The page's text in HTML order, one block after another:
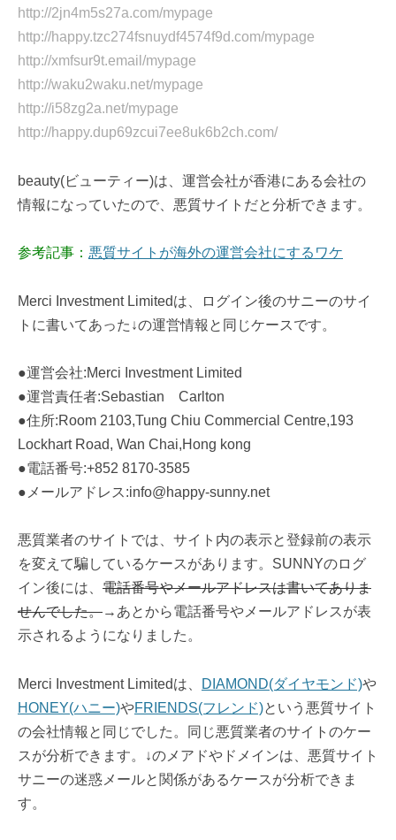
http://2jn4m5s27a.com/mypage
http://happy.tzc274fsnuydf4574f9d.com/mypage
http://xmfsur9t.email/mypage
http://waku2waku.net/mypage
http://i58zg2a.net/mypage
http://happy.dup69zcui7ee8uk6b2ch.com/
beauty(ビューティー)は、運営会社が香港にある会社の
情報になっていたので、悪質サイトだと分析できます。
参考記事： 悪質サイトが海外の運営会社にするワケ
Merci Investment Limitedは、ログイン後のサニーのサイ
トに書いてあった↓の運営情報と同じケースです。
●運営会社:Merci Investment Limited
●運営責任者:Sebastian Carlton
●住所:Room 2103,Tung Chiu Commercial Centre,193
Lockhart Road, Wan Chai,Hong kong
●電話番号:+852 8170-3585
●メールアドレス:info@happy-sunny.net
悪質業者のサイトでは、サイト内の表示と登録前の表示
を変えて騙しているケースがあります。SUNNYのログ
イン後には、 電話番号やメールアドレスは書いてありま
せんでした。→あとから電話番号やメールアドレスが表
示されるようになりました。
Merci Investment Limitedは、 DIAMOND(ダイヤモンド)や
HONEY(ハニー)やFRIENDS(フレンド)という悪質サイト
の会社情報と同じでした。同じ悪質業者のサイトのケー
スが分析できます。↓のメアドやドメインは、悪質サイト
サニーの迷惑メールと関係があるケースが分析できま
す。